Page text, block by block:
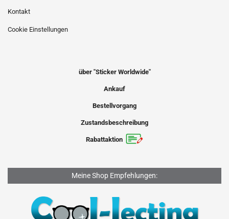
Kontakt
Cookie Einstellungen
über "Sticker Worldwide"
Ankauf
Bestellvorgang
Zustandsbeschreibung
Rabattaktion
Meine Shop Empfehlungen: